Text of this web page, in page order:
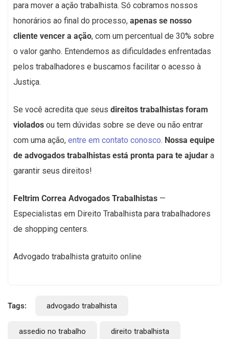
para mover a ação trabalhista. Só cobramos nossos
honorários ao final do processo, apenas se nosso
cliente vencer a ação, com um percentual de 30% sobre
o valor ganho. Entendemos as dificuldades enfrentadas
pelos trabalhadores e buscamos facilitar o acesso à
Justiça.
Se você acredita que seus direitos trabalhistas foram
violados ou tem dúvidas sobre se deve ou não entrar
com uma ação, entre em contato conosco. Nossa equipe
de advogados trabalhistas está pronta para te ajudar a
garantir seus direitos!
Feltrim Correa Advogados Trabalhistas —
Especialistas em Direito Trabalhista para trabalhadores
de shopping centers.
Advogado trabalhista gratuito online
Tags: advogado trabalhista
assedio no trabalho direito trabalhista